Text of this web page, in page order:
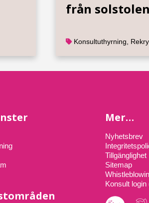
från solstolen
Konsultuthyrning
Mer…
Nyhetsbrev
Tillgänglighet
Sitemap
Konsult